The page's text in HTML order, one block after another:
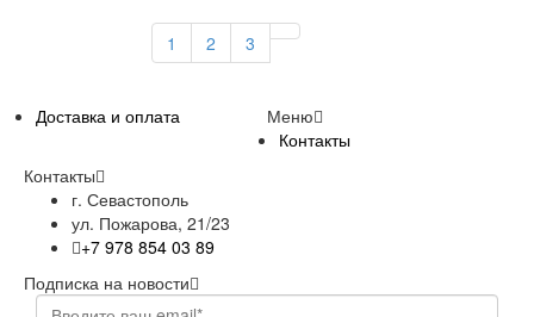
1 2 3
Меню
Доставка и оплата
Контакты
Контакты
г. Севастополь
ул. Пожарова, 21/23
+7 978 854 03 89
Подписка на новости